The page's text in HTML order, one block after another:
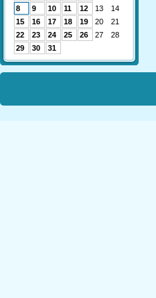
8
9 10 11 12 13
14
15
16 17 18 19 20
21
22
23 24 25 26 27
28
29
30 31